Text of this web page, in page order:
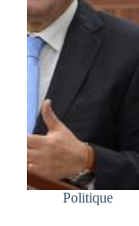
Politique